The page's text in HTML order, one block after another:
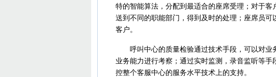
特的智能算法，分配到最适合的座席受理；对于
送到不同的职能部门，得到及时的处理；座席员
客户。
呼叫中心的质量检验通过技术手段，可以对业
业务能力进行考察；通过实时监测，录音监听等
控整个客服中心的服务水平技术上的支持。